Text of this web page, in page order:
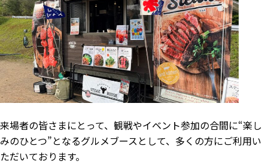
来場者の皆さまにとって、観戦やイベント参加の合間に“楽し
みのひとつ”となるグルメブースとして、多くの方にご利用い
ただいております。